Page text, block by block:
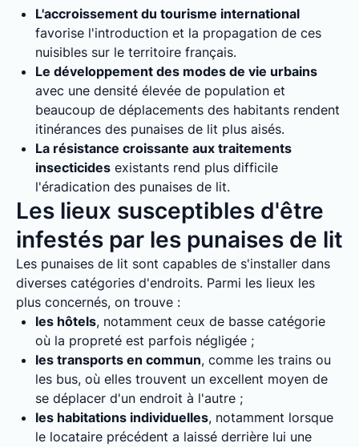
L'accroissement du tourisme international
favorise l'introduction et la propagation de ces
nuisibles sur le territoire français.
Le développement des modes de vie urbains
avec une densité élevée de population et
beaucoup de déplacements des habitants rendent
itinérances des punaises de lit plus aisés.
La résistance croissante aux traitements
insecticides existants rend plus difficile
l'éradication des punaises de lit.
Les lieux susceptibles d'être
infestés par les punaises de lit
Les punaises de lit sont capables de s'installer dans
diverses catégories d'endroits. Parmi les lieux les
plus concernés, on trouve :
les hôtels, notamment ceux de basse catégorie
où la propreté est parfois négligée ;
les transports en commun, comme les trains ou
les bus, où elles trouvent un excellent moyen de
se déplacer d'un endroit à l'autre ;
les habitations individuelles, notamment lorsque
le locataire précédent a laissé derrière lui une